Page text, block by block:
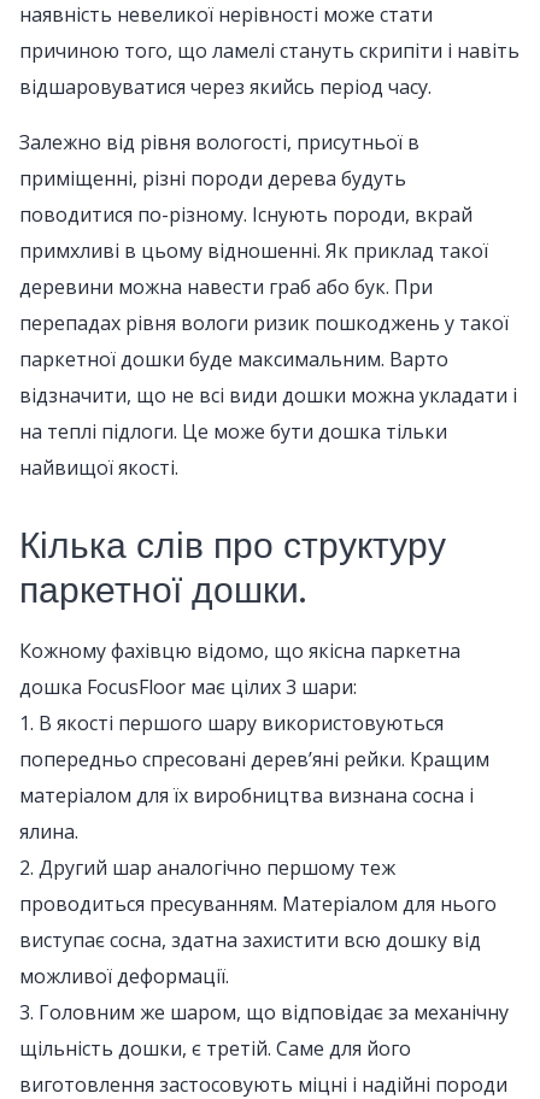
наявність невеликої нерівності може стати
причиною того, що ламелі стануть скрипіти і навіть
відшаровуватися через якийсь період часу.
Залежно від рівня вологості, присутньої в
приміщенні, різні породи дерева будуть
поводитися по-різному. Існують породи, вкрай
примхливі в цьому відношенні. Як приклад такої
деревини можна навести граб або бук. При
перепадах рівня вологи ризик пошкоджень у такої
паркетної дошки буде максимальним. Варто
відзначити, що не всі види дошки можна укладати і
на теплі підлоги. Це може бути дошка тільки
найвищої якості.
Кілька слів про структуру
паркетної дошки.
Кожному фахівцю відомо, що якісна паркетна
дошка FocusFloor має цілих 3 шари:
1. В якості першого шару використовуються
попередньо спресовані дерев’яні рейки. Кращим
матеріалом для їх виробництва визнана сосна і
ялина.
2. Другий шар аналогічно першому теж
проводиться пресуванням. Матеріалом для нього
виступає сосна, здатна захистити всю дошку від
можливої деформації.
3. Головним же шаром, що відповідає за механічну
щільність дошки, є третій. Саме для його
виготовлення застосовують міцні і надійні породи